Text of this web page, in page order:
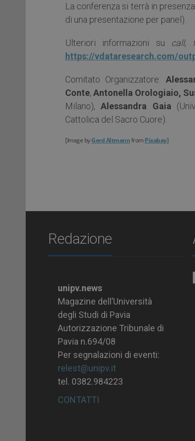
La conferenza si terrà in
di una presentazione per panel).
Ulteriori informazioni su call,
https://vdataresearch.com/
Comitato Organizzatore:
Conte, Antonella Orologiaio,
Milano),Alessandra Gaia
Cattolica del Sacro Cuore).
[Image byGerd Altmannfrom Pixabay]
Redazione
unipv.news
Magazine dell’Università
degli Studi di Pavia
Autorizzazione Tribunale di
Pavia n.694/08
Per segnalazioni di eventi:
relest@unipv.it
tel. 0382.984223
CONTATTI